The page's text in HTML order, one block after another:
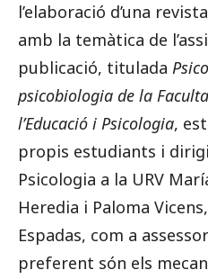
l’elaboració d’una
amb la temàtica de
publicació, titulada
psicobiologia de la
l’Educació i Psicologia,
propis estudiants i
Psicologia a la URV
Heredia i Paloma
Espadas, com a
preferent són els